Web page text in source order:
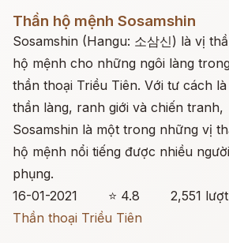
Đọc ngay
Thần hộ mệnh Sosamshin
Sosamshin (Hangu: 소삼신) là vị
hộ mệnh cho những ngôi làng
thần thoại Triều Tiên. Với tư cách là
thần làng, ranh giới và chiến tranh,
Sosamshin là một trong những vị
hộ mệnh nổi tiếng được nhiều
phụng.
16-01-2021
⭐ 4.8
2,551
Thần thoại Triều Tiên